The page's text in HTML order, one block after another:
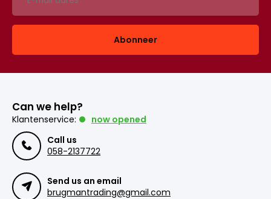
Abonneer
Can we help?
Klantenservice:
now opened
Call us
058-2137722
Send us an email
brugmantrading@gmail.com